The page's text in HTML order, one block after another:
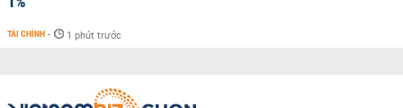
TÀI CHÍNH - 1 phút trước